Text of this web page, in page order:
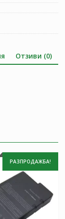
Отзиви (0)
РАЗПРОДАЖБА!